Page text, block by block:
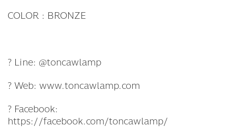
COLOR : BRONZE
? Line: @toncawlamp
? Web: www.toncawlamp.com
? Facebook:
https://facebook.com/toncawlamp/